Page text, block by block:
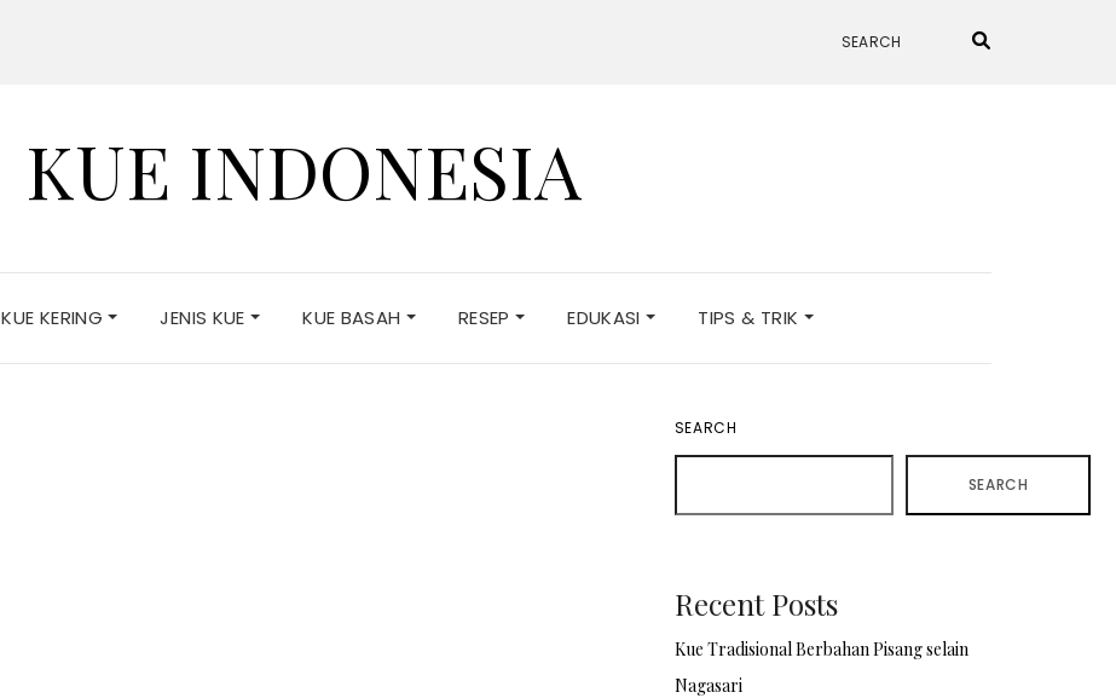
KUE INDONESIA
KUE KERING JENIS KUE KUE BASAH RESEP EDUKASI TIPS & TRIK
SEARCH
SEARCH
Recent Posts
Kue Tradisional Berbahan Pisang selain
Nagasari